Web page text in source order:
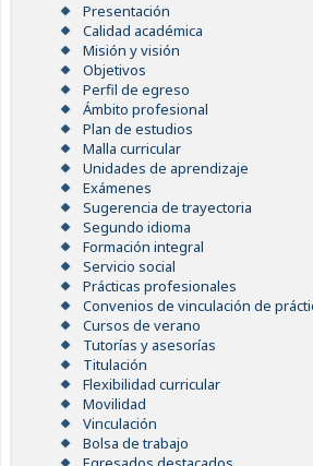
Presentación
Calidad académica
Misión y visión
Objetivos
Perfil de egreso
Ámbito profesional
Plan de estudios
Malla curricular
Unidades de aprendizaje
Exámenes
Sugerencia de trayectoria
Segundo idioma
Formación integral
Servicio social
Prácticas profesionales
Convenios de vinculación de
Cursos de verano
Tutorías y asesorías
Titulación
Flexibilidad curricular
Movilidad
Vinculación
Bolsa de trabajo